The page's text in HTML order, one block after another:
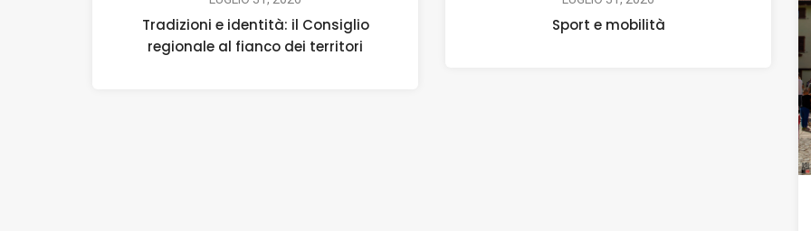
Tradizioni e identità: il Consiglio
regionale al fianco dei territori
Sport e mobilità